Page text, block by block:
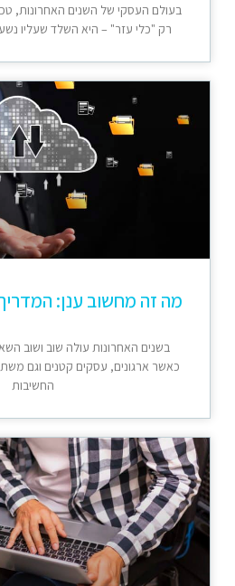
בעולם העסקי של השנים האחרונות,
רק "כלי עזר" – היא השלד שעליו
מה זה מחשוב ענן:
בשנים האחרונות עולה שוב ושוב
כאשר ארגונים, עסקים קטנים וגם
החשיבות